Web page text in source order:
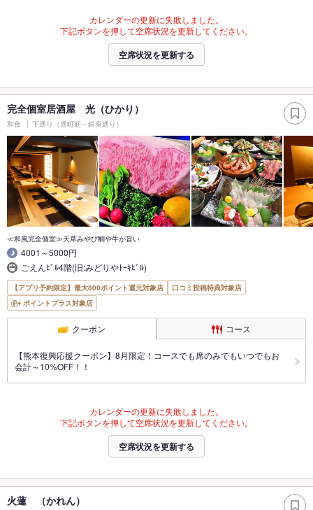
カレンダーの更新に失敗しました。
下記ボタンを押して空席状況を更新してください。
空席状況を更新する
完全個室居酒屋 光（ひかり）
和食 下通り（通町筋～銀座通り）
≪和風完全個室≫天草みやび鯛や牛が旨い
4001～5000円
ごえんﾋﾞﾙ4階(旧:みどりやﾄｰｷﾋﾞﾙ)
【アプリ予約限定】最大800ポイント還元対象店
口コミ投稿特典対象店
ポイントプラス対象店
クーポン コース
【熊本復興応援クーポン】8月限定！コースでも席のみでもいつでもお
会計～10%OFF！！
カレンダーの更新に失敗しました。
下記ボタンを押して空席状況を更新してください。
空席状況を更新する
火蓮 （かれん）